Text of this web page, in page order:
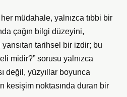
müdahale, yalnızca tıbbi bir
çağın bilgi düzeyini,
yansıtan tarihsel bir izdir; bu
midir?” sorusu yalnızca
değil, yüzyıllar boyunca
kesişim noktasında duran bir